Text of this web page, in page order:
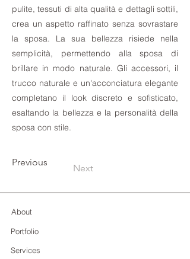
pulite, tessuti di alta qualità e dettagli sottili,
crea un aspetto raffinato senza sovrastare
la sposa. La sua bellezza risiede nella
semplicità, permettendo alla sposa di
brillare in modo naturale. Gli accessori, il
trucco naturale e un'acconciatura elegante
completano il look discreto e sofisticato,
esaltando la bellezza e la personalità della
sposa con stile.
Previous
Next
About
Portfolio
Services